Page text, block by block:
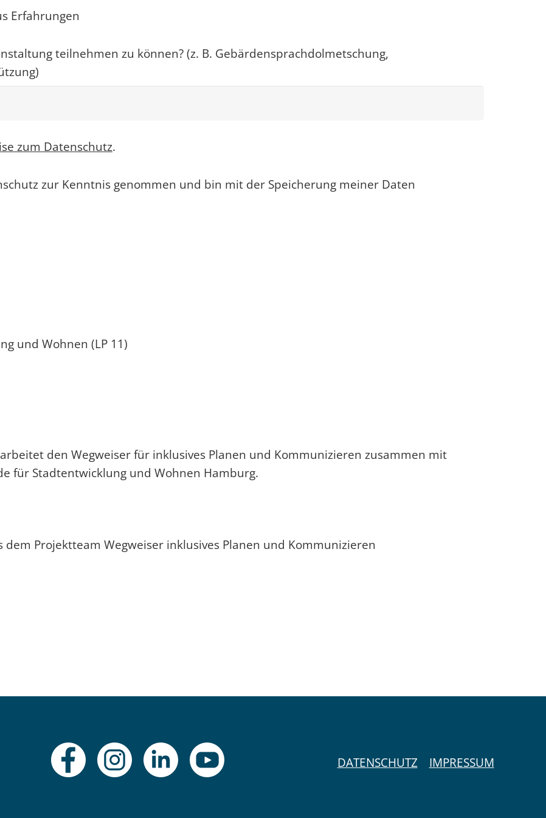
Erfahrungen
teilnehmen zu können? (z. B. Gebärdensprachdolmetschung,
zum Datenschutz.
zur Kenntnis genommen und bin mit der Speicherung meiner Daten
den Wegweiser für inklusives Planen und Kommunizieren zusammen mit
für Stadtentwicklung und Wohnen Hamburg.
Projektteam Wegweiser inklusives Planen und Kommunizieren
DATENSCHUTZ IMPRESSUM